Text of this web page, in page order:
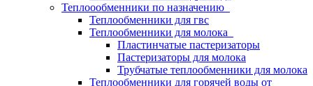
Теплоообменники по назначению
Теплообменники для гвс
Теплообменники для молока
Пластинчатые пастеризаторы
Пастеризаторы для молока
Трубчатые теплообменники для молока
Теплообменники для горячей воды от